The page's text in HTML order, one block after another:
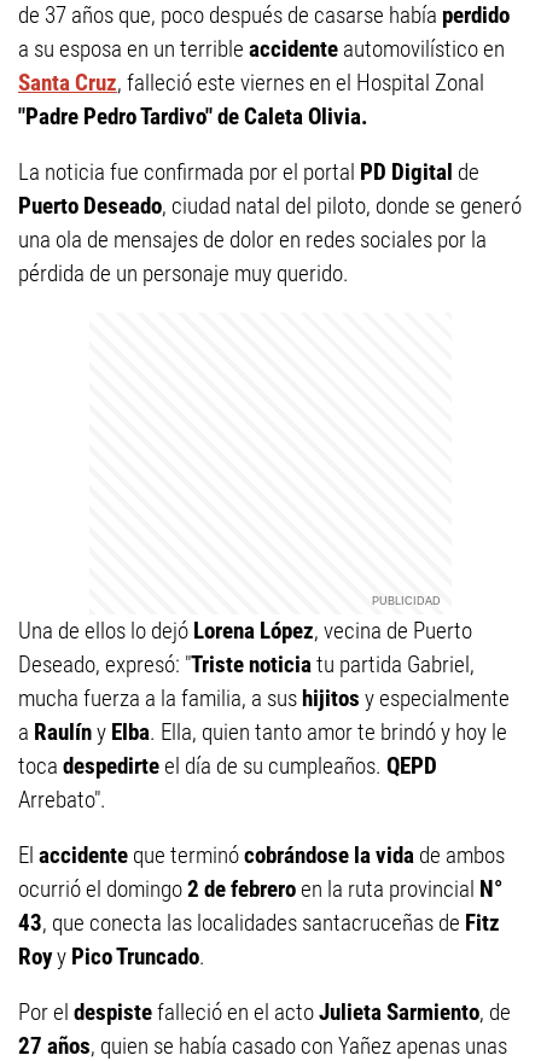
de 37 años que, poco después de casarse había perdido
a su esposa en un terrible accidente automovilístico en
Santa Cruz, falleció este viernes en el Hospital Zonal
"Padre Pedro Tardivo" de Caleta Olivia.
La noticia fue confirmada por el portal PD Digital de
Puerto Deseado, ciudad natal del piloto, donde se generó
una ola de mensajes de dolor en redes sociales por la
pérdida de un personaje muy querido.
Una de ellos lo dejó Lorena López, vecina de Puerto
Deseado, expresó: "Triste noticiatu partida Gabriel,
mucha fuerza a la familia, a sushijitos y especialmente
a Raulíny Elba. Ella, quien tanto amor te brindó y hoy le
toca despedirteel día de su cumpleaños. QEPD
Arrebato".
El accidente que terminócobrándose la vida de ambos
ocurrió el domingo2 de febreroen la ruta provincial N°
43, que conecta las localidades santacruceñas de Fitz
Royy Pico Truncado.
Por el despistefalleció en el actoJulieta Sarmiento, de
27 años, quien se había casado con Yañez apenas unas